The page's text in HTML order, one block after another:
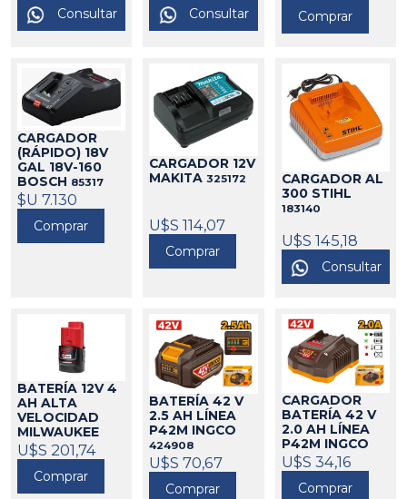
Consultar Consultar Comprar
CARGADOR
(RÁPIDO) 18V
GAL 18V-160
BOSCH 85317
$U 7.130
Comprar
CARGADOR 12V
MAKITA 325172
U$S 114,07
Comprar
CARGADOR AL
300 STIHL
183140
U$S 145,18
Consultar
BATERÍA 12V 4
AH ALTA
VELOCIDAD
MILWAUKEE
271035
U$S 201,74
Comprar
BATERÍA 42 V
2.5 AH LÍNEA
P42M INGCO
424908
U$S 70,67
Comprar
CARGADOR
BATERÍA 42 V
2.0 AH LÍNEA
P42M INGCO
424910
U$S 34,16
Comprar